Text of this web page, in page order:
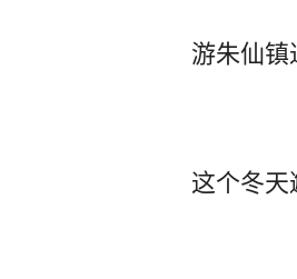
游朱仙镇
这个冬天